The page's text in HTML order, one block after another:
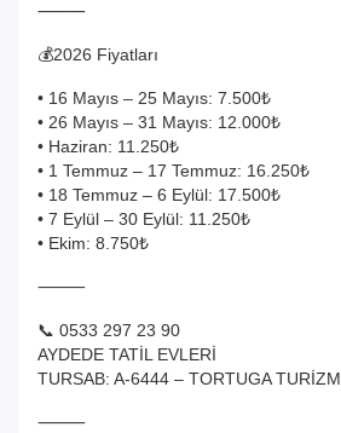
⸻
💰2026 Fiyatları
• 16 Mayıs – 25 Mayıs: 7.500₺
• 26 Mayıs – 31 Mayıs: 12.000₺
• Haziran: 11.250₺
• 1 Temmuz – 17 Temmuz: 16.250₺
• 18 Temmuz – 6 Eylül: 17.500₺
• 7 Eylül – 30 Eylül: 11.250₺
• Ekim: 8.750₺
⸻
📞 0533 297 23 90
AYDEDE TATİL EVLERİ
TURSAB: A-6444 – TORTUGA TURİZM
⸻